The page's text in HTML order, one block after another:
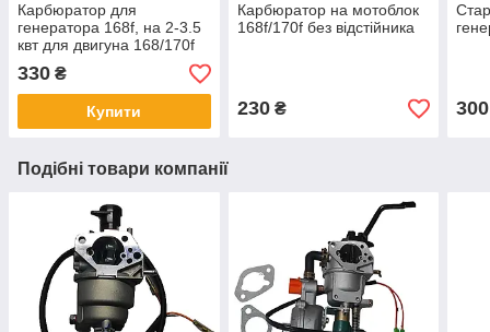
Карбюратор для
генератора 168f, на 2-3.5
квт для двигуна 168/170f
330 ₴
Купити
Карбюратор на мотоблок
168f/170f без відстійника
230₴ 300
Подібні товари компанії